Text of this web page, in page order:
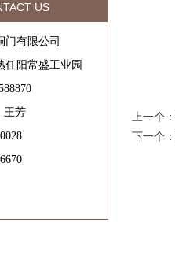
US
门有限公司
任阳常盛工业园
王芳
上一个：
下一个：